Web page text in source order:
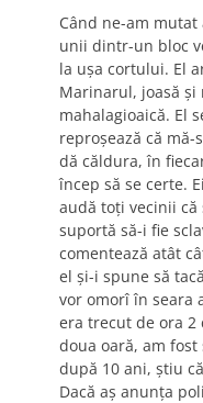
Când ne-am
unii dintr-un bloc
la ușa cortului. El
Marinarul, joasă și
mahalagioaică. El
reproșează că mă-
dă căldura, în
încep să se certe.
audă toți vecinii că
suportă să-i fie
comentează atât
el și-i spune să
vor omorî în seara
era trecut de ora 2
doua oară, am
după 10 ani, știu
Dacă aș anunța